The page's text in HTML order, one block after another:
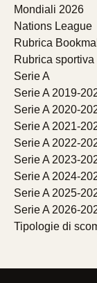
Mondiali 2026
Nations League
Rubrica
Rubrica sportiva
Serie A
Serie A 2019-
Serie A 2020-
Serie A 2021-
Serie A 2022-
Serie A 2023-
Serie A 2024-
Serie A 2025-
Serie A 2026-
Tipologie di